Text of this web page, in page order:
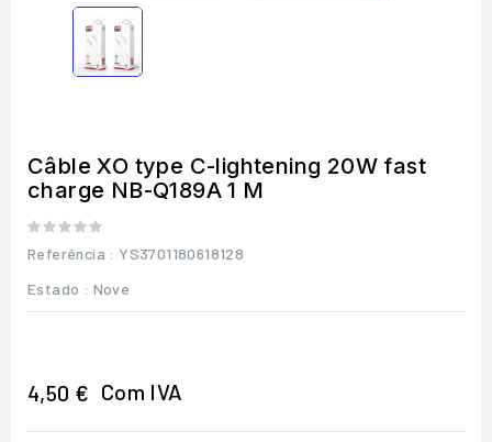
Câble XO type C-lightening 20W fast
charge NB-Q189A 1 M
Referência : YS3701180618128
Estado : Nove
4,50 € Com IVA